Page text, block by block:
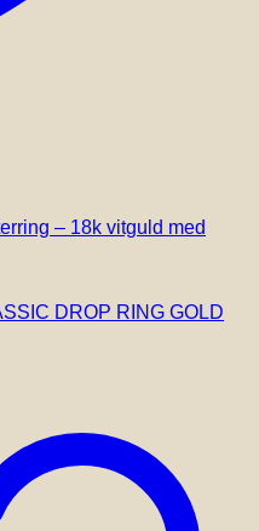
– 18k vitguld med